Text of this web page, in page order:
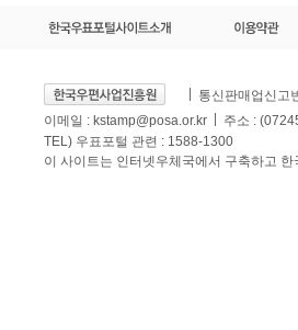
통신판매업신고
이메일 : kstamp@posa.or.kr
주소 :
TEL) 우표포털 관련 : 1588-1300
이 사이트는 인터넷우체국에서 구축하고